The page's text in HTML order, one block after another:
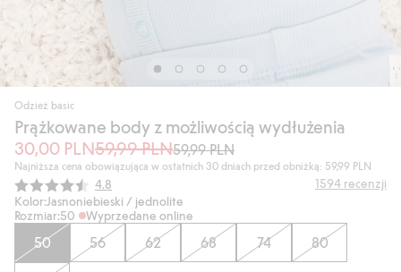
Odzież basic
Prążkowane body z możliwością wydłużenia
30,00 PLN59,99 PLN59,99 PLN
Najniższa cena obowiązująca w ostatnich 30 dniach przed obniżką: 59,99 PLN
Średnia ocena:
4.8 1594 recenzji
Kolor:Jasnoniebieski / jednolite
Rozmiar:50 Wyprzedane online
50 56 62 68 74 80